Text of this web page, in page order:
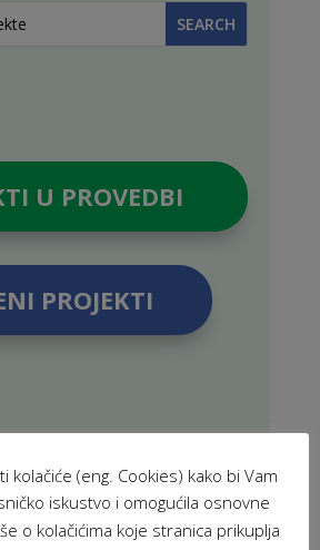
U PROVEDBI
PROJEKTI
NOVOSTI
Stručni skup o ulozi
u razvoju
kolačiće (eng. Cookies) kako bi Vam
iskustvo i omogućila osnovne
o kolačićima koje stranica prikuplja